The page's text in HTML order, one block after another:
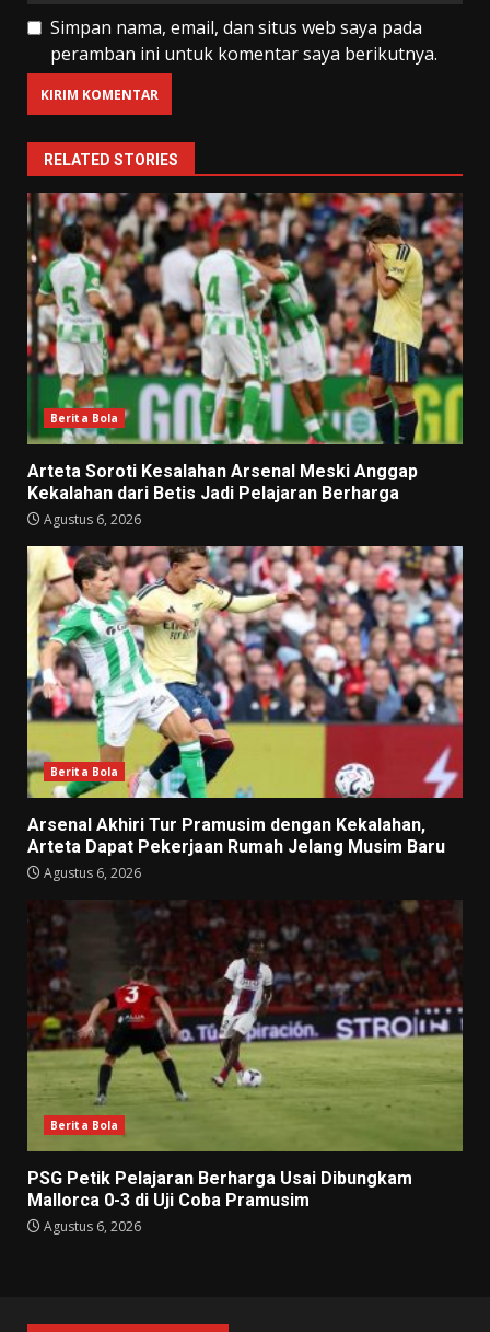
Simpan nama, email, dan situs web saya pada
peramban ini untuk komentar saya berikutnya.
RELATED STORIES
Berita Bola
Arteta Soroti Kesalahan Arsenal Meski Anggap
Kekalahan dari Betis Jadi Pelajaran Berharga
Agustus 6, 2026
Berita Bola
Arsenal Akhiri Tur Pramusim dengan Kekalahan,
Arteta Dapat Pekerjaan Rumah Jelang Musim Baru
Agustus 6, 2026
Berita Bola
PSG Petik Pelajaran Berharga Usai Dibungkam
Mallorca 0-3 di Uji Coba Pramusim
Agustus 6, 2026